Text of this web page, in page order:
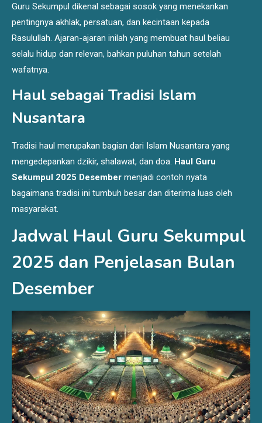
Guru Sekumpul dikenal sebagai sosok yang menekankan
pentingnya akhlak, persatuan, dan kecintaan kepada
Rasulullah. Ajaran-ajaran inilah yang membuat haul beliau
selalu hidup dan relevan, bahkan puluhan tahun setelah
wafatnya.
Haul sebagai Tradisi Islam
Nusantara
Tradisi haul merupakan bagian dari Islam Nusantara yang
mengedepankan dzikir, shalawat, dan doa. Haul Guru
Sekumpul 2025 Desember menjadi contoh nyata
bagaimana tradisi ini tumbuh besar dan diterima luas oleh
masyarakat.
Jadwal Haul Guru Sekumpul
2025 dan Penjelasan Bulan
Desember